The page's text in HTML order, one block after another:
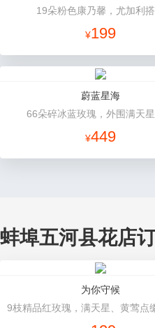
19朵粉色康乃馨，尤加利
¥199
蔚蓝星海
66朵碎冰蓝玫瑰，外围满天
¥449
蚌埠五河县花店
为你守候